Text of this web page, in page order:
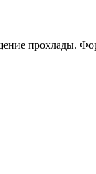
прохлады.